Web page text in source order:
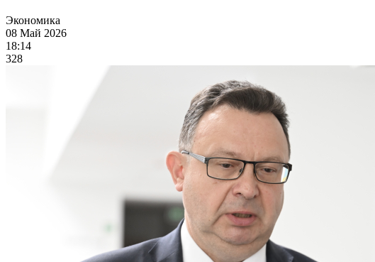
Экономика
08 Май 2026
18:14
328